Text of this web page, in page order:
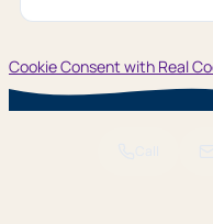
Cookie Consent with Real